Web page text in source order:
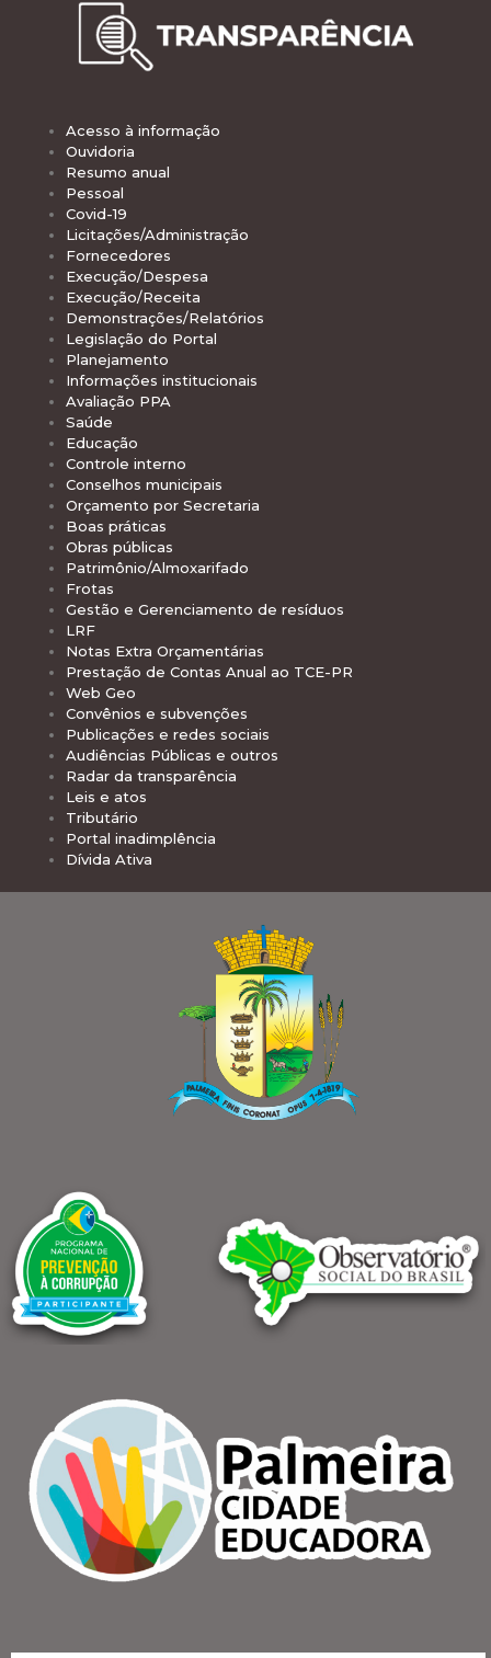
Acesso à informação
Ouvidoria
Resumo anual
Pessoal
Covid-19
Licitações/Administração
Fornecedores
Execução/Despesa
Execução/Receita
Demonstrações/Relatórios
Legislação do Portal
Planejamento
Informações institucionais
Avaliação PPA
Saúde
Educação
Controle interno
Conselhos municipais
Orçamento por Secretaria
Boas práticas
Obras públicas
Patrimônio/Almoxarifado
Frotas
Gestão e Gerenciamento de resíduos
LRF
Notas Extra Orçamentárias
Prestação de Contas Anual ao TCE-PR
Web Geo
Convênios e subvenções
Publicações e redes sociais
Audiências Públicas e outros
Radar da transparência
Leis e atos
Tributário
Portal inadimplência
Dívida Ativa